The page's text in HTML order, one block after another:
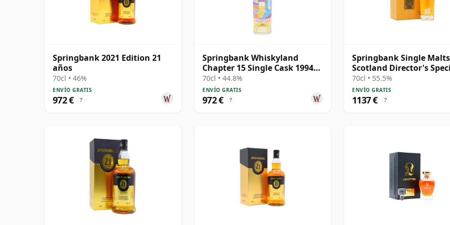
Springbank 2021 Edition 21
años
70cl • 46%
ENVÍO GRATIS
972 € ?
Springbank Whiskyland
Chapter 15 Single Cask 1994
30 años
70cl • 44.8%
ENVÍO GRATIS
972 € ?
Springbank Single
Scotland Director's
Scotch 25 años
70cl • 55.5%
ENVÍO GRATIS
1137 € ?